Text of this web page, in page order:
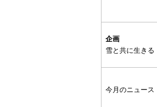
企画
雪と共に生きる
今月のニュース